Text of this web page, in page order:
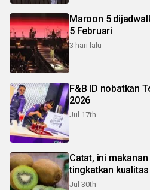
Maroon 5
5 Februari
3 hari lalu
F&B ID nobatkan
2026
Jul 17th
Catat, ini
tingkatkan
Jul 30th